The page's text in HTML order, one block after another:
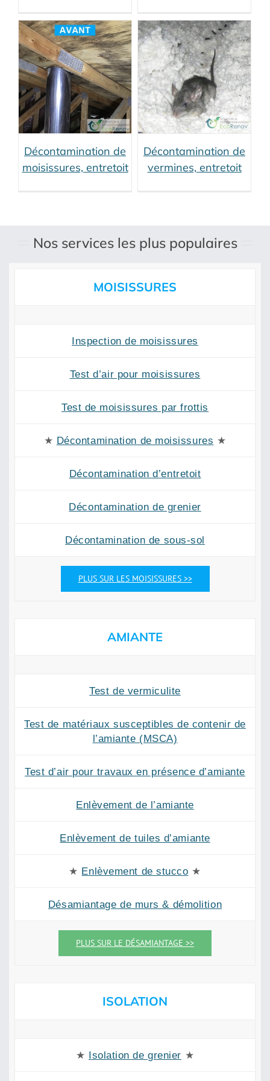
toitures (services
connexes)
Décontamination de
moisissures, entretoit
Décontamination
de vermines,
entretoit
Décontamination
entretoit (services
connexes)
Décontamination
vermines
Isolation de
connexes)
Décontamination de
vermines, entretoit
Nos services les plus populaires
MOISISSURES
Inspection de moisissures
Test d’air pour moisissures
Test de moisissures par frottis
★ Décontamination de moisissures ★
Décontamination d’entretoit
Décontamination de grenier
Décontamination de sous-sol
PLUS SUR LES MOISISSURES >>
AMIANTE
Test de vermiculite
Test de matériaux susceptibles de contenir de
l’amiante (MSCA)
Test d’air pour travaux en présence d’amiante
Enlèvement de l’amiante
Enlèvement de tuiles d’amiante
★ Enlèvement de stucco ★
Désamiantage de murs & démolition
PLUS SUR LE DÉSAMIANTAGE >>
ISOLATION
★ Isolation de grenier ★